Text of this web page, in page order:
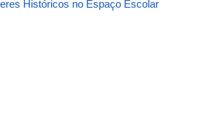
Históricos no Espaço Escolar